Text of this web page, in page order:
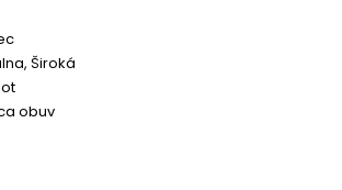
Široká
obuv